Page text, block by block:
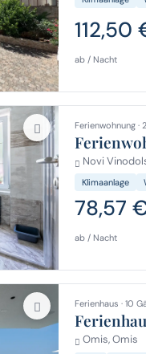
112,50
ab / Nacht
Ferienwohnung ·
Novi
Klimaanlage
78,57
ab / Nacht
Ferienhaus · 10
Omis, Omis